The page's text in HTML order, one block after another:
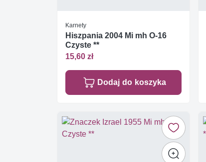
Karnety
Hiszpania 2004 Mi mh O-16
Czyste **
15,60 zł
Dodaj do koszyka